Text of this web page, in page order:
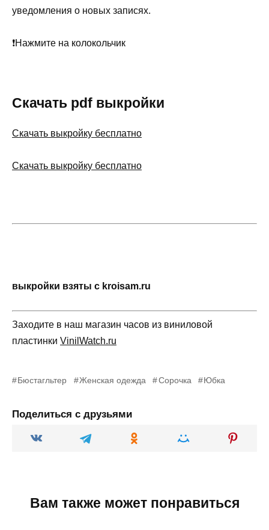
уведомления о новых записях.
❗Нажмите на колокольчик
Скачать pdf выкройки
Скачать выкройку бесплатно
Скачать выкройку бесплатно
выкройки взяты с kroisam.ru
Заходите в наш магазин часов из виниловой
пластинки VinilWatch.ru
Бюстагльтер Женская одежда Сорочка Юбка
Поделиться с друзьями
Вам также может понравиться